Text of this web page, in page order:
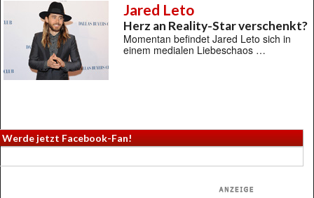
Jared Leto
Herz an Reality-Star verschenkt?
Momentan befindet Jared Leto sich in
einem medialen Liebeschaos …
Werde jetzt Facebook-Fan!